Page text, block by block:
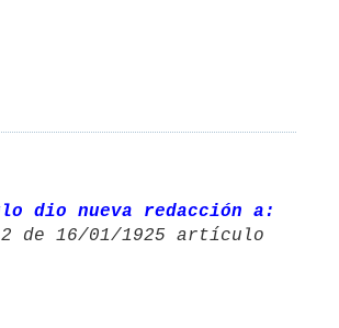
dio nueva redacción a:
de 16/01/1925 artículo